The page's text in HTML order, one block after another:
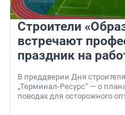
Строители
встречают
праздник на
В преддверии Дня
„Терминал-Ресурс“ — о
поводах для осторожного